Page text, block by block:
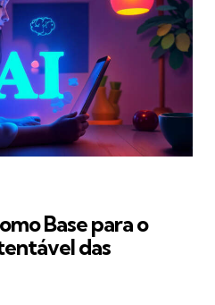
Base para o
das